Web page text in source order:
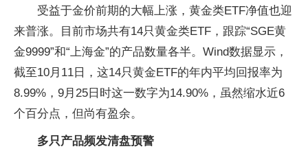
受益于金价前期的大幅上涨，黄金类ETF净值也迎
来普涨。目前市场共有14只黄金类ETF，跟踪“SGE黄
金9999”和“上海金”的产品数量各半。Wind数据显示，
截至10月11日，这14只黄金ETF的年内平均回报率为
8.99%，9月25日时这一数字为14.90%，虽然缩水近6
个百分点，但尚有盈余。
多只产品频发清盘预警